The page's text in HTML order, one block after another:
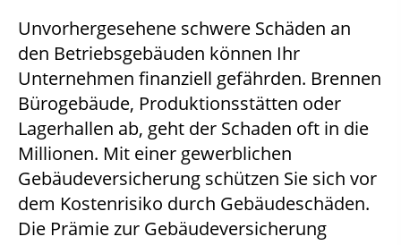
Unvorhergesehene schwere Schäden an
den Betriebsgebäuden können Ihr
Unternehmen finanziell gefährden. Brennen
Bürogebäude, Produktionsstätten oder
Lagerhallen ab, geht der Schaden oft in die
Millionen. Mit einer gewerblichen
Gebäudeversicherung schützen Sie sich vor
dem Kostenrisiko durch Gebäudeschäden.
Die Prämie zur Gebäudeversicherung